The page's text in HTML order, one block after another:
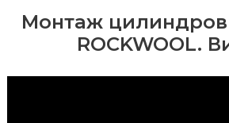
Монтаж
ROCKWOOL.